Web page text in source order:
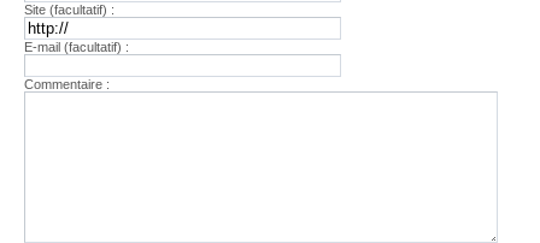
Site (facultatif) :
E-mail (facultatif) :
Commentaire :